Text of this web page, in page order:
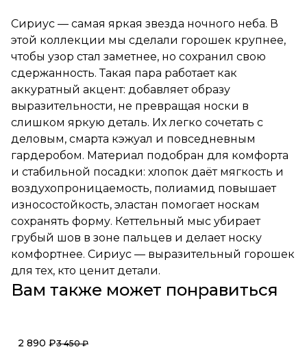
Сириус — самая яркая звезда ночного неба. В
этой коллекции мы сделали горошек крупнее,
чтобы узор стал заметнее, но сохранил свою
сдержанность. Такая пара работает как
аккуратный акцент: добавляет образу
выразительности, не превращая носки в
слишком яркую деталь. Их легко сочетать с
деловым, смарта кэжуал и повседневным
гардеробом. Материал подобран для комфорта
и стабильной посадки: хлопок даёт мягкость и
воздухопроницаемость, полиамид повышает
износостойкость, эластан помогает носкам
сохранять форму. Кеттельный мыс убирает
грубый шов в зоне пальцев и делает носку
комфортнее. Сириус — выразительный горошек
для тех, кто ценит детали.
Вам также может понравиться
2 890 ₽3 450 ₽